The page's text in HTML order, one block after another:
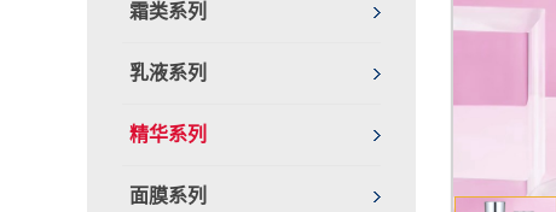
霜类系列
乳液系列
精华系列
面膜系列